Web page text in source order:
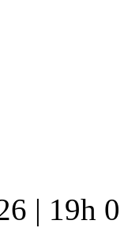
| 19h